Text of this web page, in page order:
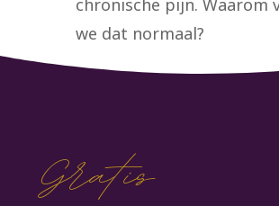
we dat normaal?
Gratis